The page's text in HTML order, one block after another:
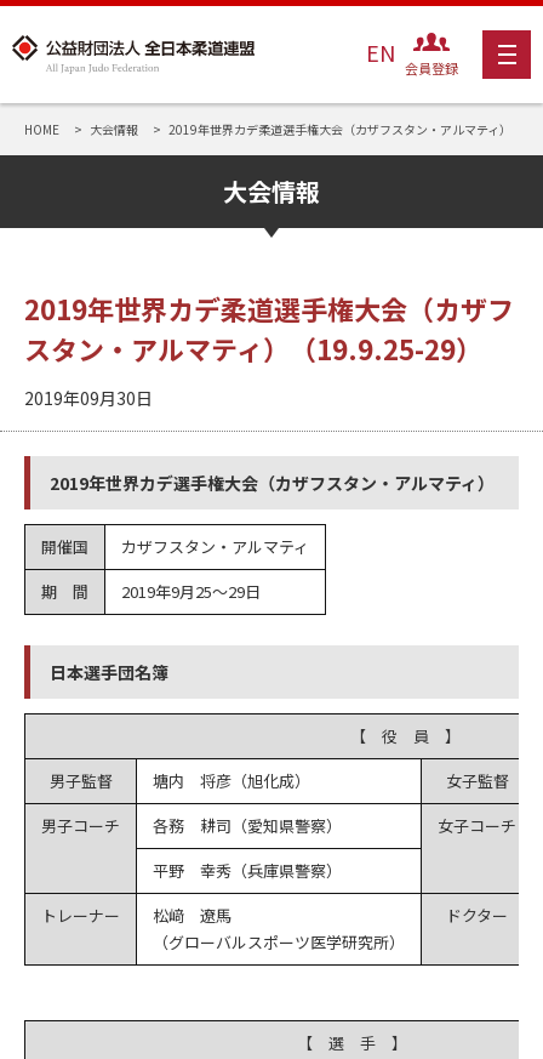
EN 会員登録
HOME 大会情報 2019年世界カデ柔道選手権大会（カザフスタン・アルマティ）（
大会情報
2019年世界カデ柔道選手権大会（カザフ
スタン・アルマティ）（19.9.25-29）
2019年09月30日
2019年世界カデ選手権大会（カザフスタン・アルマティ）
開催国
カザフスタン・アルマティ
期 間
2019年9月25～29日
日本選手団名簿
【 役 員 】
男子監督
塘内 将彦（旭化成）
女子監督
男子コーチ
各務 耕司（愛知県警察）
女子コーチ
平野 幸秀（兵庫県警察）
トレーナー
松﨑 遼馬
（グローバルスポーツ医学研究所）
ドクター
【 選 手 】